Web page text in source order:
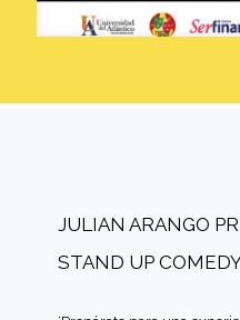
JULIAN ARANGO
STAND UP